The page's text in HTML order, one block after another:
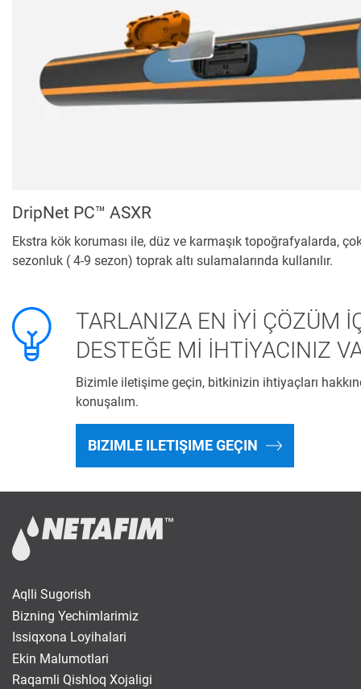
DripNet PC™ ASXR
Ekstra kök koruması ile, düz ve karmaşık topoğrafyalarda,
sezonluk ( 4-9 sezon) toprak altı sulamalarında kullanılır.
TARLANIZA EN İYİ ÇÖZÜM
DESTEĞE Mİ İHTİYACINIZ
Bizimle iletişime geçin, bitkinizin ihtiyaçları
konuşalım.
BIZIMLE ILETIŞIME GEÇIN
Aqlli Sugorish
Bizning Yechimlarimiz
Issiqxona Loyihalari
Ekin Malumotlari
Raqamli Qishloq Xojaligi